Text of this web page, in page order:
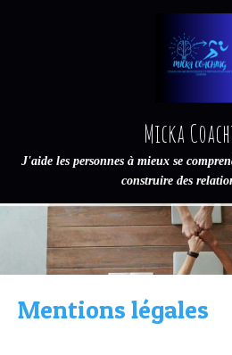
Micka
J'aide les personnes à mieux se
construire des
Mentions légales